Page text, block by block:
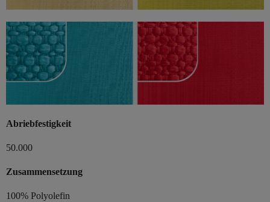
Abriebfestigkeit
50.000
Zusammensetzung
100% Polyolefin